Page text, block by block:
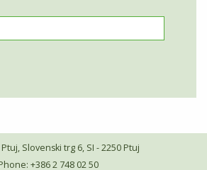
Slovenski trg 6, SI - 2250 Ptuj
+386 2 748 02 50